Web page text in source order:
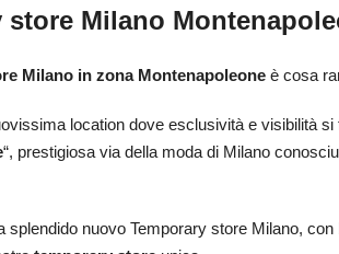
store Milano
Milano in zona Montenapoleone è cosa
location dove esclusività e visibilità
“, prestigiosa via della moda di Milano
splendido nuovo Temporary store Milano,